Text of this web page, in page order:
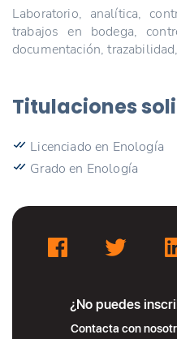
Laboratorio, analítica,
trabajos en bodega,
documentación,
Titulaciones
Licenciado en Enología
Grado en Enología
¿No puedes
Contacta con